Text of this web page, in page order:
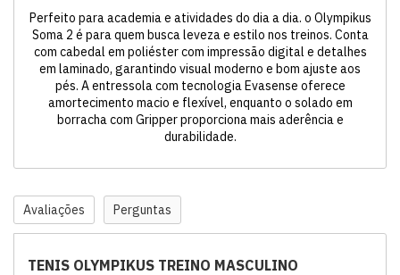
Perfeito para academia e atividades do dia a dia. o Olympikus
Soma 2 é para quem busca leveza e estilo nos treinos. Conta
com cabedal em poliéster com impressão digital e detalhes
em laminado, garantindo visual moderno e bom ajuste aos
pés. A entressola com tecnologia Evasense oferece
amortecimento macio e flexível, enquanto o solado em
borracha com Gripper proporciona mais aderência e
durabilidade.
Avaliações Perguntas
TENIS OLYMPIKUS TREINO MASCULINO